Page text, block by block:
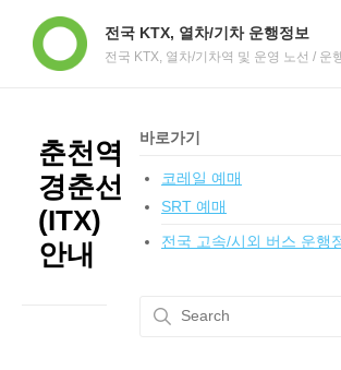
전국 KTX, 열차/기차 운행정보
전국 KTX, 열차/기차역 및 운영 노선 / 운
춘천역
경춘선
(ITX)
안내
바로가기
코레일 예매
SRT 예매
전국 고속/시외 버스 운행